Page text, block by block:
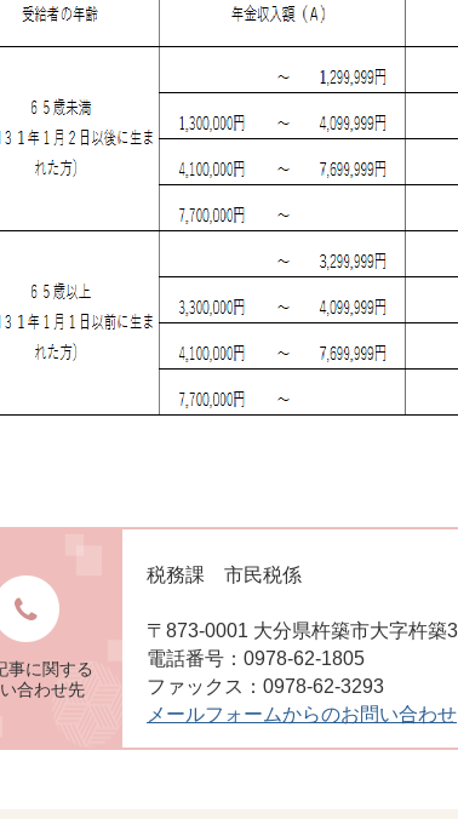
事に関する
合わせ先
税務課 市民税係
〒873-0001 大分県杵築市大字杵築
電話番号：0978-62-1805
ファックス：0978-62-3293
メールフォームからのお問い合わせ